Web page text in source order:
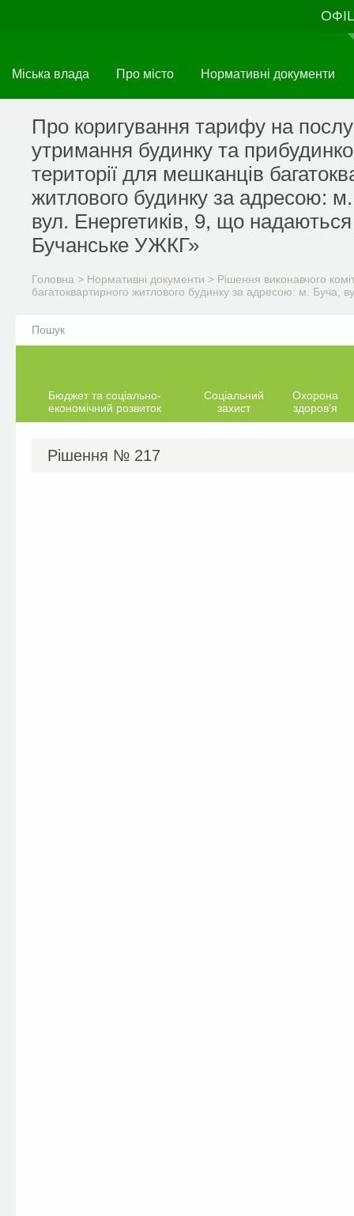
Міська влада Про місто Нормативні документи
Про коригування тарифу на
утримання будинку та
території для мешканців
житлового будинку за адресою:
вул. Енергетиків, 9, що
Бучанське УЖКГ»
Головна > Нормативні документи > Рішення виконавчого
багатоквартирного житлового будинку за адресою: м.
Бюджет та соціально-
економічний розвиток
Соціальний
захист
Охорона
здоров’я
Рішення № 217